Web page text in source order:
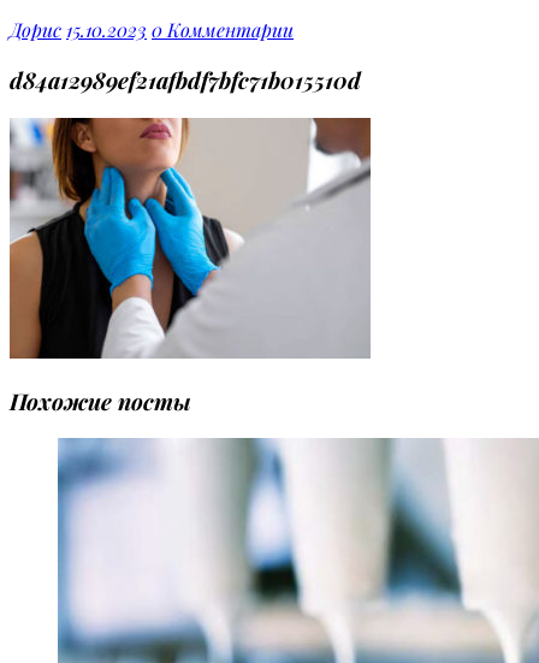
Дорис 15.10.2023 0 Комментарии
d84a12989ef21afbdf7bfc71b015510d
Похожие посты